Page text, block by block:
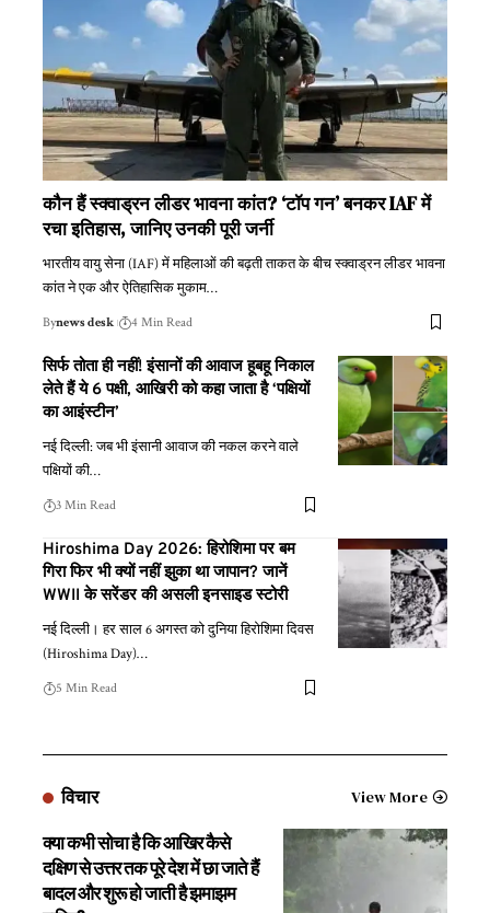
कौन हैं स्क्वाड्रन लीडर भावना कांत? ‘टॉप गन’ बनकर IAF में
रचा इतिहास, जानिए उनकी पूरी जर्नी
भारतीय वायु सेना (IAF) में महिलाओं की बढ़ती ताकत के बीच स्क्वाड्रन लीडर भावना
कांत ने एक और ऐतिहासिक मुकाम…
Bynews desk 4 Min Read
सिर्फ तोता ही नहीं! इंसानों की आवाज हूबहू निकाल
लेते हैं ये 6 पक्षी, आखिरी को कहा जाता है ‘पक्षियों
का आइंस्टीन’
नई दिल्ली: जब भी इंसानी आवाज की नकल करने वाले
पक्षियों की…
3 Min Read
Hiroshima Day 2026: हिरोशिमा पर बम
गिरा फिर भी क्यों नहीं झुका था जापान? जानें
WWII के सरेंडर की असली इनसाइड स्टोरी
नई दिल्ली। हर साल 6 अगस्त को दुनिया हिरोशिमा दिवस
(Hiroshima Day)…
5 Min Read
विचार View More
क्या कभी सोचा है कि आखिर कैसे
दक्षिण से उत्तर तक पूरे देश में छा जाते हैं
बादल और शुरू हो जाती है झमाझम